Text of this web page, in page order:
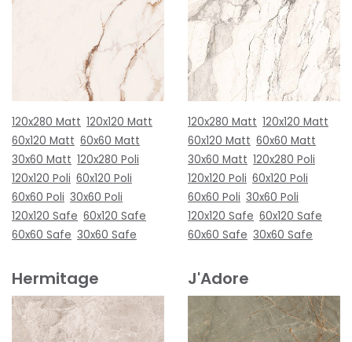
120x280 Matt 120x120 Matt
60x120 Matt 60x60 Matt
30x60 Matt 120x280 Poli
120x120 Poli 60x120 Poli
60x60 Poli 30x60 Poli
120x120 Safe 60x120 Safe
60x60 Safe 30x60 Safe
120x280 Matt 120x120 Matt
60x120 Matt 60x60 Matt
30x60 Matt 120x280 Poli
120x120 Poli 60x120 Poli
60x60 Poli 30x60 Poli
120x120 Safe 60x120 Safe
60x60 Safe 30x60 Safe
Hermitage J'Adore